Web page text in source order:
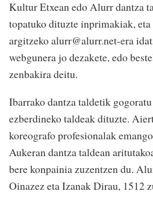
Kultur Etxean edo Alurr dantza
topatuko dituzte inprimakiak,
argitzeko alurr@alurr.net-era
webgunera jo dezakete, edo
zenbakira deitu.
Ibarrako dantza taldetik
ezberdineko taldeak dituzte.
koreografo profesionalak
Aukeran dantza taldean
bere konpainia zuzentzen du.
Oinazez eta Izanak Dirau, 1512